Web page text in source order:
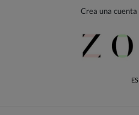
Crea una cuenta
ES